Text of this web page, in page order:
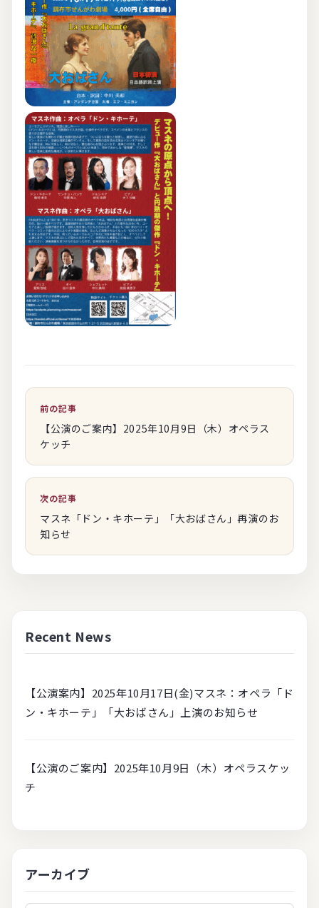
投
稿
ナ
ゲ
ー
シ
ョ
ン
前の記事
【公演のご案内】2025年10月9日（木）オペラス
ケッチ
次の記事
マスネ「ドン・キホーテ」「大おばさん」再演のお
知らせ
Recent News
【公演案内】2025年10月17日(金)マスネ：オペラ「ド
ン・キホーテ」「大おばさん」上演のお知らせ
【公演のご案内】2025年10月9日（木）オペラスケッ
チ
アーカイブ